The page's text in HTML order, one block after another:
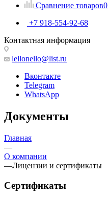
Сравнение товаров0
+7 918-554-92-68
Контактная информация
lellonello@list.ru
Вконтакте
Telegram
WhatsApp
Документы
Главная
—
О компании
—Лицензии и сертификаты
Сертификаты